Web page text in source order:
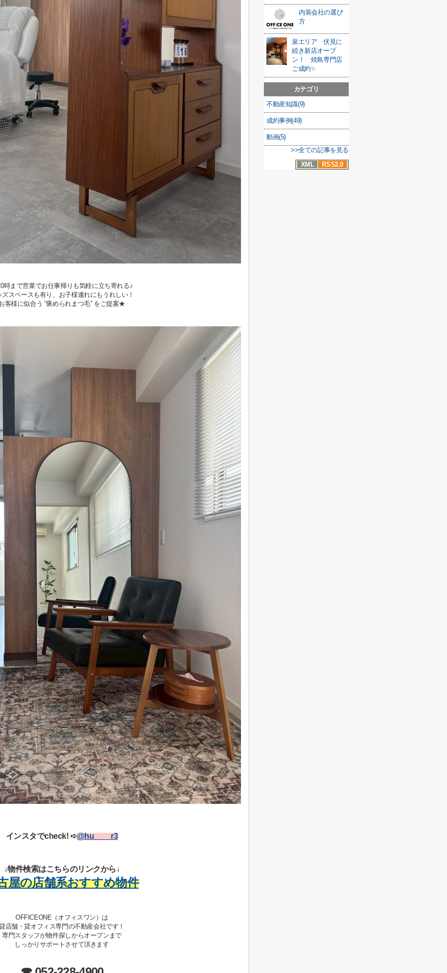
時まで営業でお仕事帰りも気軽に立ち寄れる♪
ズスペースも有り、お子様連れにもうれしい！
客様に似合う “褒められまつ毛” をご提案★
インスタでcheck! ➪@hu____r3
↓物件検索はこちらのリンクから↓
屋の店舗系おすすめ物件
OFFICEONE（オフィスワン）は
店舗・貸オフィス専門の不動産会社です！
専門スタッフが物件探しからオープンまで
しっかりサポートさせて頂きます
内装会社の選び
方
泉エリア 伏見に
続き新店オープ
ン！ 焼鳥専門店
ご成約✨
カテゴリ
不動産知識(9)
成約事例(49)
動画(5)
>>全ての記事を見る
XML
RSS2.0